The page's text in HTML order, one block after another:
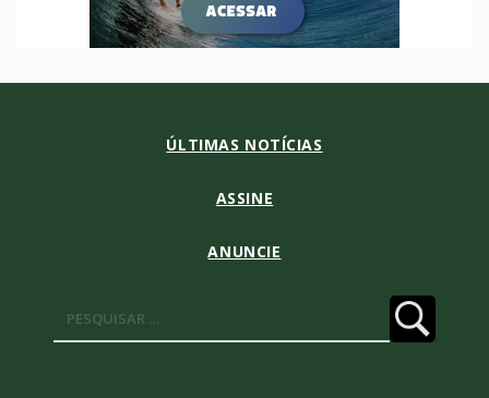
ÚLTIMAS NOTÍCIAS
ASSINE
ANUNCIE